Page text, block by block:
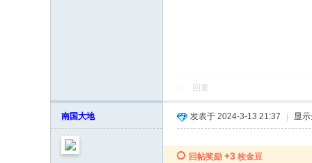
回复
南国大地 发表于 2024-3-13 21:37 显
回帖奖励 +3 枚金豆